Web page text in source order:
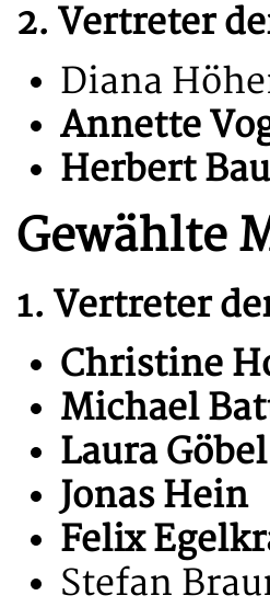
2. Vertreter
Diana
Annette
Herbert
Gewählte
1. Vertreter
Christine
Michael
Laura Göbel
Jonas Hein
Felix
Stefan